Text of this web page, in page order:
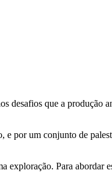
desafios que a produção
por um conjunto de
exploração. Para abordar